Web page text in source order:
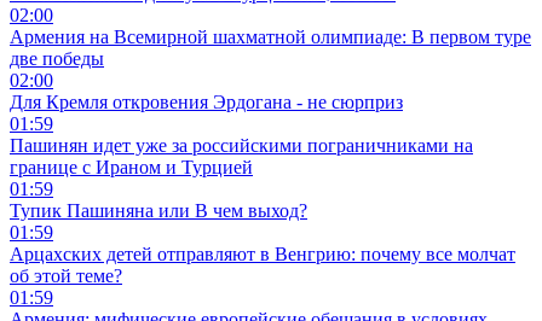
02:00
Армения на Всемирной шахматной олимпиаде: В первом туре
две победы
02:00
Для Кремля откровения Эрдогана - не сюрприз
01:59
Пашинян идет уже за российскими пограничниками на
границе с Ираном и Турцией
01:59
Тупик Пашиняна или В чем выход?
01:59
Арцахских детей отправляют в Венгрию: почему все молчат
об этой теме?
01:59